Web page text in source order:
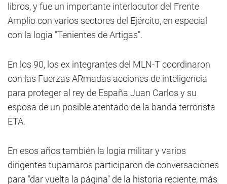
libros, y fue un importante interlocutor del Frente
Amplio con varios sectores del Ejército, en especial
con la logia "Tenientes de Artigas".
En los 90, los ex integrantes del MLN-T coordinaron
con las Fuerzas ARmadas acciones de inteligencia
para proteger al rey de España Juan Carlos y su
esposa de un posible atentado de la banda terrorista
ETA.
En esos años también la logia militar y varios
dirigentes tupamaros participaron de conversaciones
para "dar vuelta la página" de la historia reciente, más